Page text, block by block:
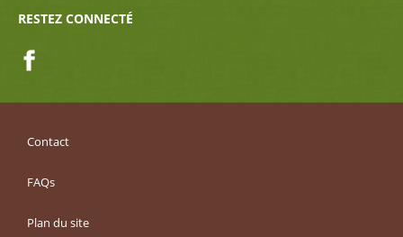
RESTEZ CONNECTÉ
Contact
FAQs
Plan du site